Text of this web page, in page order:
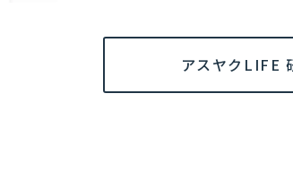
アスヤクLIFE